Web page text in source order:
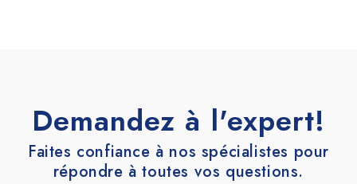
Demandez à l'expert!
Faites confiance à nos spécialistes pour
répondre à toutes vos questions.